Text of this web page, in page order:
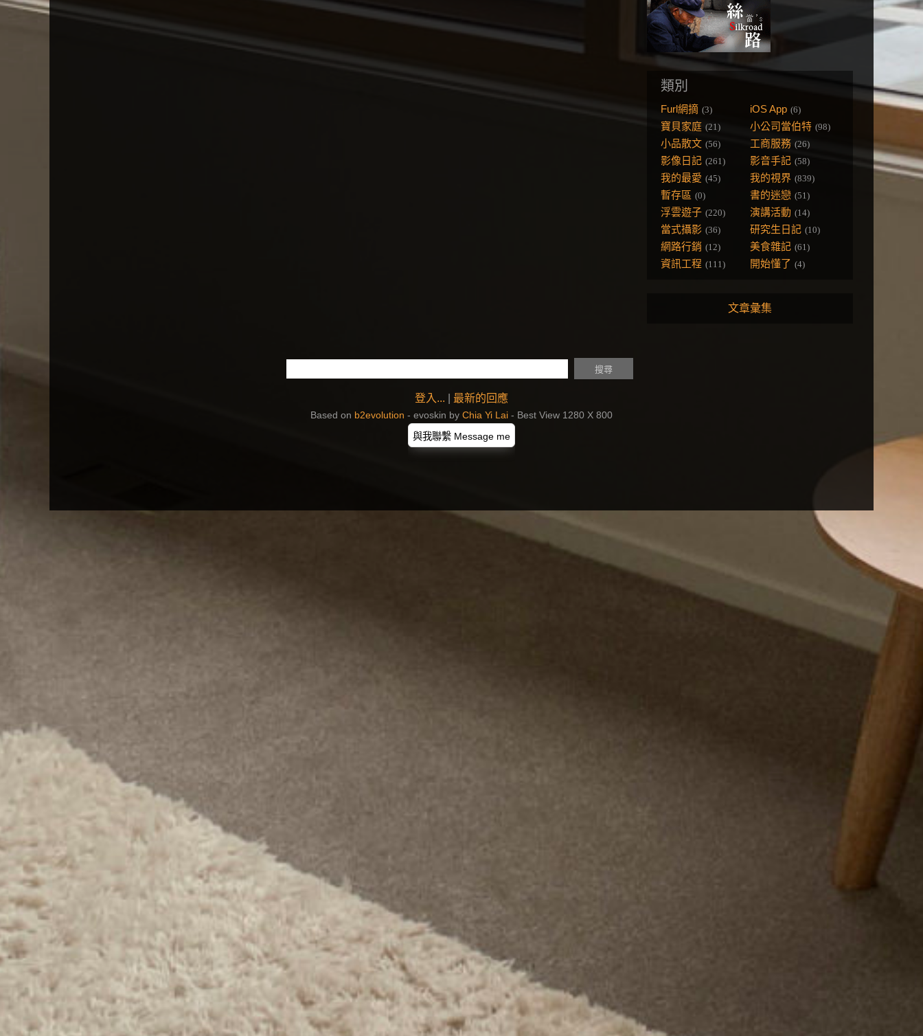
類別
Furl網摘 (3) iOS App (6)
寶貝家庭 (21) 小公司當伯特 (98)
小品散文 (56) 工商服務 (26)
影像日記 (261) 影音手記 (58)
我的最愛 (45) 我的視界 (839)
暫存區 (0) 書的迷戀 (51)
浮雲遊子 (220) 演講活動 (14)
當式攝影 (36) 研究生日記 (10)
網路行銷 (12) 美食雜記 (61)
資訊工程 (111) 開始懂了 (4)
文章彙集
登入... 最新的回應
Based on b2evolution - evoskin by Chia Yi Lai - Best View 1280 X 800
與我聯繫 Message me